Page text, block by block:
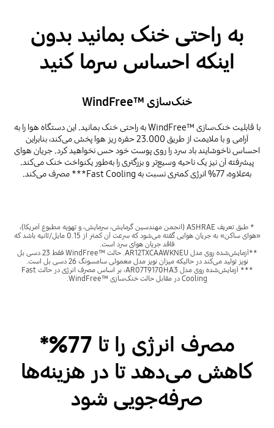
به راحتی خنک بمانید بدون
اینکه احساس سرما کنید
خنک‌سازی ™‎WindFree
با قابلیت خنک‌سازی WindFree™‎ به راحتی خنک بمانید. این دستگاه هوا را به
آرامی و با ملایمت از طریق 23.000 حفره ریز هوا پخش می‌کند، بنابراین
احساس ناخوشایند باد سرد را روی پوست خود حس نخواهید کرد. جریان هوای
پیشرفته آن نیز یک ناحیه وسیع‌تر و بزرگتری را به‌طور یکنواخت خنک می‌کند.
به‌علاوه، 77% انرژی کمتری نسبت به Fast Cooling*** مصرف می‌کند.
* طبق تعریف ASHRAE (انجمن مهندسین گرمایش، سرمایش، و تهویه مطبوع آمریکا)،
«هوای ساکن» به جریان هوایی گفته می‌شود که سرعت آن کمتر از 0.15 مایل/ثانیه باشد که
فاقد جریان هوای سرد است.
**آزمایش‌شده روی مدل AR12TXCAAWKNEU. حالت WindFree™‎ فقط 23 دسی‌ بل
نویز تولید می‌کند در حالیکه میزان نویز مدل معمولی سامسونگ 26 دسی بل است.
*** آزمایش‌شده روی مدل AR07T9170HA3، بر اساس مصرف انرژی در حالت Fast
Cooling در مقابل حالت خنک‌سازی WindFree™‎.
مصرف انرژی را تا 77%*
کاهش می‌دهد تا در هزینه‌ها
صرفه‌جویی شود